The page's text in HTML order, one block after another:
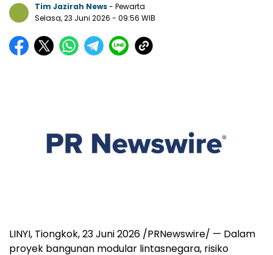
Tim Jazirah News- Pewarta
Selasa, 23 Juni 2026 - 09:56 WIB
LINYI, Tiongkok, 23 Juni 2026 /PRNewswire/ — Dalam
proyek bangunan modular lintasnegara, risiko